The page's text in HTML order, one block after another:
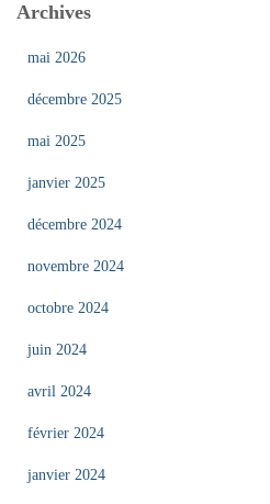
Archives
mai 2026
décembre 2025
mai 2025
janvier 2025
décembre 2024
novembre 2024
octobre 2024
juin 2024
avril 2024
février 2024
janvier 2024